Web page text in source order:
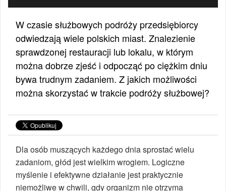
W czasie służbowych podróży przedsiębiorcy
odwiedzają wiele polskich miast. Znalezienie
sprawdzonej restauracji lub lokalu, w którym
można dobrze zjeść i odpocząć po ciężkim dniu
bywa trudnym zadaniem. Z jakich możliwości
można skorzystać w trakcie podróży służbowej?
Dla osób muszących każdego dnia sprostać wielu
zadaniom, głód jest wielkim wrogiem. Logiczne
myślenie i efektywne działanie jest praktycznie
niemożliwe w chwili, gdy organizm nie otrzyma